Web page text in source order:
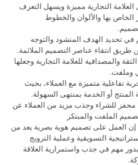
التجارية مميزة ويسهل التعرف
الخاص بها والألوان والخطوط
في تحديد الهدف المنشود والتوجه
طريق انتقاء عناصر التصميم الملائمة.
والمصداقية للعلامة التجارية وجعلها
وملفت.
تفاعلية متميزة مع العملاء، بحيث
أو الخدمة بمنتهى السهولة.
محفز للشراء وجذب مزيد من العملاء عن
الملفت والمبتكر
إن العمل على تصميم هوية بصرية يعد من
التسويقية وعملية الترويج
بدور مهم في جذب واستمرارية العلاقة